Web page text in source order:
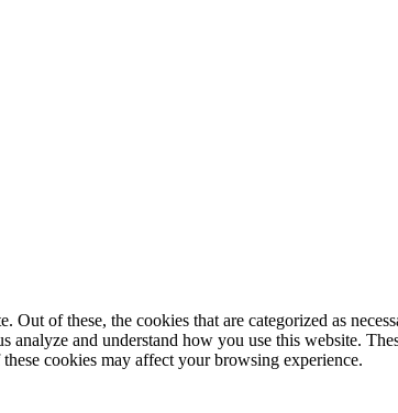
of these, the cookies that are categorized as
and understand how you use this website.
cookies may affect your browsing experience.